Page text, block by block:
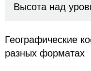
Высота над
Географические
разных форматах